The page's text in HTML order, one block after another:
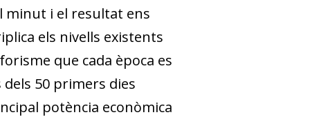
minut i el resultat ens
els nivells existents
que cada època es
50 primers dies
potència econòmica